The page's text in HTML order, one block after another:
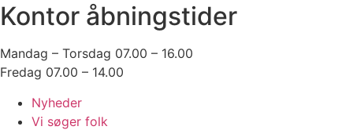
Kontor åbningstider
Mandag – Torsdag 07.00 – 16.00
Fredag 07.00 – 14.00
Nyheder
Vi søger folk